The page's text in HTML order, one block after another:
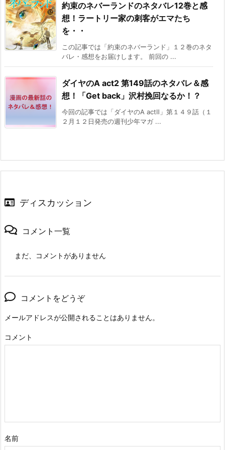
約束のネバーランドのネタバレ12巻と感
想！ラートリー家の刺客がエマたち
を・・
この記事では「約束のネバーランド」１２巻のネタ
バレ・感想をお届けします。 前回の ...
ダイヤのA act2 第149話のネタバレ＆感
想！「Get back」沢村挽回なるか！？
今回の記事では「ダイヤのA actⅡ」第１４９話（１
２月１２日発売の週刊少年マガ ...
ディスカッション
コメント一覧
まだ、コメントがありません
コメントをどうぞ
メールアドレスが公開されることはありません。
コメント
名前